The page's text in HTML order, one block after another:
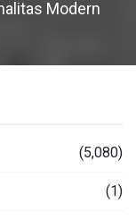
Modern
(5,080)
(1)